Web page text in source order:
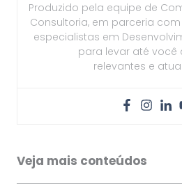
Produzido pela equipe de
Consultoria, em parceria
especialistas em
para levar até você
relevantes e
Veja mais conteúdos